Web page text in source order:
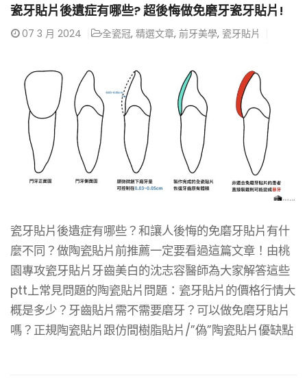
瓷牙貼片後遺症有哪些? 超後悔做免磨牙瓷牙貼片!
07 3 月 2024 全瓷冠, 精選文章, 前牙美學, 瓷牙貼片
瓷牙貼片後遺症有哪些？和讓人後悔的免磨牙貼片有什
麼不同？做陶瓷貼片前推薦一定要看過這篇文章！由桃
園專攻瓷牙貼片牙齒美白的沈志容醫師為大家解答這些
ptt上常見問題的陶瓷貼片問題：瓷牙貼片的價格行情大
概是多少？牙齒貼片需不需要磨牙？可以做免磨牙貼片
嗎？正規陶瓷貼片跟仿間樹脂貼片/”偽”陶瓷貼片優缺點